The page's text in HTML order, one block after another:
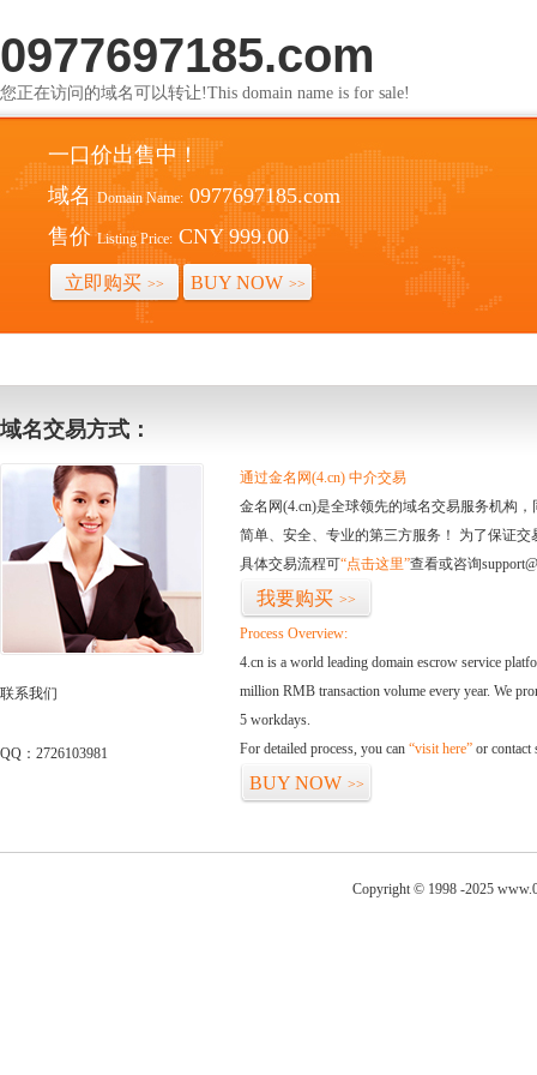
0977697185.com
您正在访问的域名可以转让!This domain name is for sale!
一口价出售中！
域名 Domain Name: 0977697185.com
售价 Listing Price: CNY 999.00
立即购买 >> BUY NOW >>
域名交易方式：
联系我们
QQ：2726103981
通过金名网(4.cn) 中介交易
金名网(4.cn)是全球领先的域名交易服务机构
简单、安全、专业的第三方服务！ 为了保证
具体交易流程可“点击这里”查看或咨询
我要购买 >>
Process Overview:
4.cn is a world leading domain escrow service
million RMB transaction volume every year. We
5 workdays.
For detailed process, you can “visit here” or contact
BUY NOW >>
Copyright © 1998 -2025